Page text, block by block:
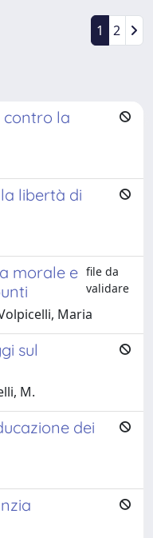
1 2
contro la
libertà di
morale e file da
validare
Maria
sul
M.
dei